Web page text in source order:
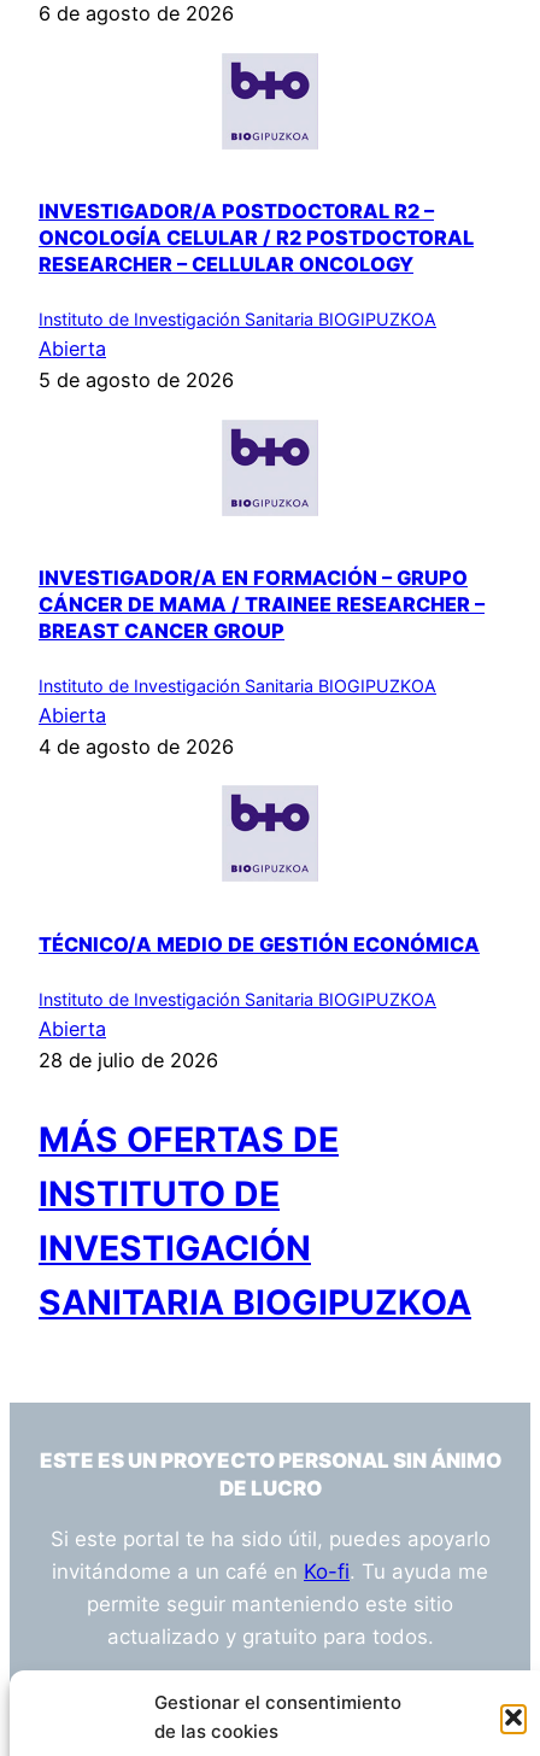
Gestionar el consentimiento
de las cookies
6 de agosto de 2026
INVESTIGADOR/A POSTDOCTORAL R2 –
ONCOLOGÍA CELULAR / R2 POSTDOCTORAL
RESEARCHER – CELLULAR ONCOLOGY
Instituto de Investigación Sanitaria BIOGIPUZKOA
Abierta
5 de agosto de 2026
INVESTIGADOR/A EN FORMACIÓN – GRUPO
CÁNCER DE MAMA / TRAINEE RESEARCHER –
BREAST CANCER GROUP
Instituto de Investigación Sanitaria BIOGIPUZKOA
Abierta
4 de agosto de 2026
TÉCNICO/A MEDIO DE GESTIÓN ECONÓMICA
Instituto de Investigación Sanitaria BIOGIPUZKOA
Abierta
28 de julio de 2026
MÁS OFERTAS DE
INSTITUTO DE
INVESTIGACIÓN
SANITARIA BIOGIPUZKOA
ESTE ES UN PROYECTO PERSONAL SIN ÁNIMO
DE LUCRO
Si este portal te ha sido útil, puedes apoyarlo
invitándome a un café en Ko-fi. Tu ayuda me
permite seguir manteniendo este sitio
actualizado y gratuito para todos.
¿Tienes alguna duda o sugerencia? Escríbeme
info@empleosanitarioinvestigacion.es